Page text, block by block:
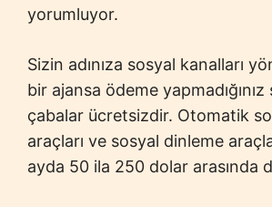
yorumluyor.
Sizin adınıza sosyal kanalları
bir ajansa ödeme
çabalar ücretsizdir. Otomatik
araçları ve sosyal dinleme
ayda 50 ila 250 dolar arasında